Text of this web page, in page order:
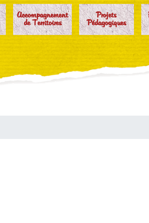
Accompagnement
de Territoires
Projets
Pédagogiques